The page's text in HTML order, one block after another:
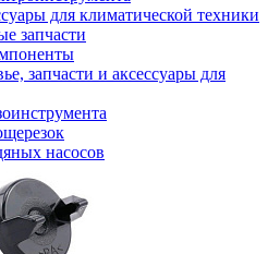
для климатической техники
запчасти
запчасти и аксессуары для
насосов